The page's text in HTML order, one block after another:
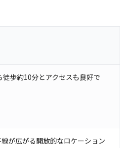
歩約10分とアクセスも良好で
が広がる開放的なロケーション